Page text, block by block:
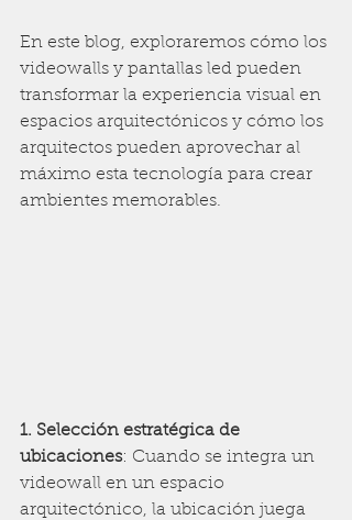
En este blog, exploraremos cómo los
videowalls y pantallas led pueden
transformar la experiencia visual en
espacios arquitectónicos y cómo los
arquitectos pueden aprovechar al
máximo esta tecnología para crear
ambientes memorables.
1. Selección estratégica de
ubicaciones: Cuando se integra un
videowall en un espacio
arquitectónico, la ubicación juega